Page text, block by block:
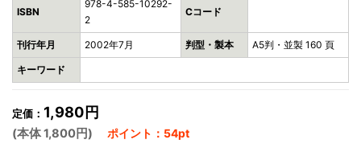
ISBN
978-4-585-10292-
2
Cコード
刊行年月 2002年7月 判型・製本 A5判・並製 160 頁
キーワード
定価： 1,980円
(本体 1,800円) ポイント：54pt